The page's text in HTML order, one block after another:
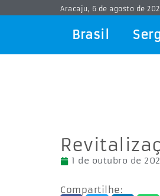
Aracaju, 6 de agosto de
Brasil
1 de outubro de
Compartilhe: